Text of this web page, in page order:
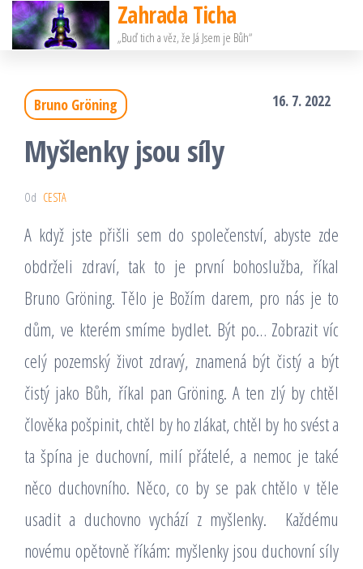
Přeskočit
na
Zahrada Ticha
„Buď tich a věz, že Já Jsem je Bůh“
Bruno Gröning 16. 7. 2022
Myšlenky jsou síly
Od CESTA
A když jste přišli sem do společenství, abyste zde
obdrželi zdraví, tak to je první bohoslužba, říkal
Bruno Gröning. Tělo je Božím darem, pro nás je to
dům, ve kterém smíme bydlet. Být po… Zobrazit víc
celý pozemský život zdravý, znamená být čistý a být
čistý jako Bůh, říkal pan Gröning. A ten zlý by chtěl
člověka pošpinit, chtěl by ho zlákat, chtěl by ho svést a
ta špína je duchovní, milí přátelé, a nemoc je také
něco duchovního. Něco, co by se pak chtělo v těle
usadit a duchovno vychází z myšlenky.
Každému
novému opětovně říkám: myšlenky jsou duchovní síly